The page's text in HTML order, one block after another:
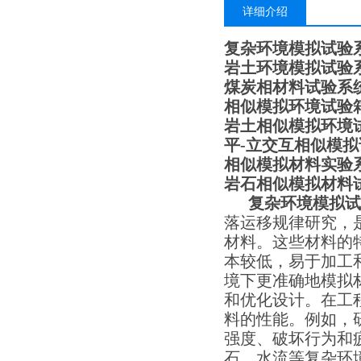
详细介绍
复杂环境模拟试验
岩土环境模拟试验
煤炭相材料试验系
相似模拟环境试验
岩土相似模拟环境
平-立交互相似模
相似模拟材料实验
岩石相似模拟材料
复杂环境模拟
落运移规律研究，
材料。这些材料的
本较低，易于加工
境下更准确地模拟
和优化设计。在工
料的性能。例如，
强度、破坏行为和